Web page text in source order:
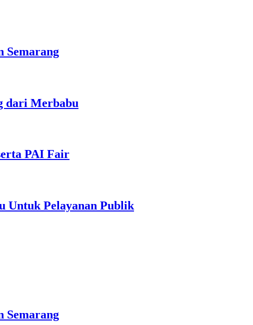
Semarang
dari Merbabu
PAI Fair
Untuk Pelayanan Publik
Semarang